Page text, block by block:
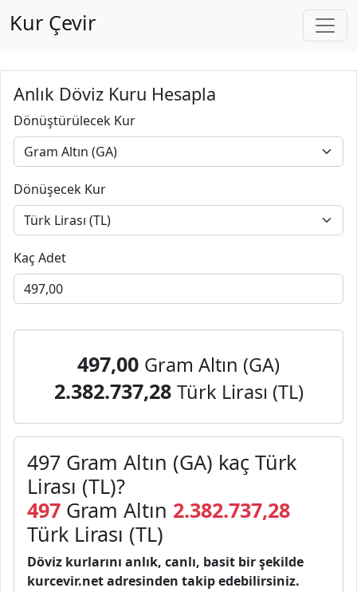
Kur Çevir
Anlık Döviz Kuru Hesapla
Dönüştürülecek Kur
Dönüşecek Kur
Kaç Adet
497,00 Gram Altın (GA)
2.382.737,28 Türk Lirası (TL)
497 Gram Altın (GA) kaç Türk
Lirası (TL)?
497 Gram Altın 2.382.737,28
Türk Lirası (TL)
Döviz kurlarını anlık, canlı, basit bir şekilde
kurcevir.net adresinden takip edebilirsiniz.